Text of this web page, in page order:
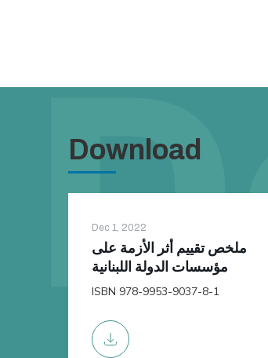
Download
Dec 1, 2022
ملخص تقييم أثر الأزمة على
مؤسسات الدولة اللبنانية
ISBN 978-9953-9037-8-1